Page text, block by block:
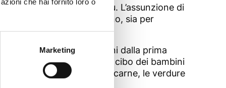
Marketing
ne contiene un po' di più. L’assunzione di
mg di media al giorno, sia per
salare il cibo dei bambini dalla prima
meglio non salare il cibo dei bambini
natura, come il pollo, la carne, le verdure